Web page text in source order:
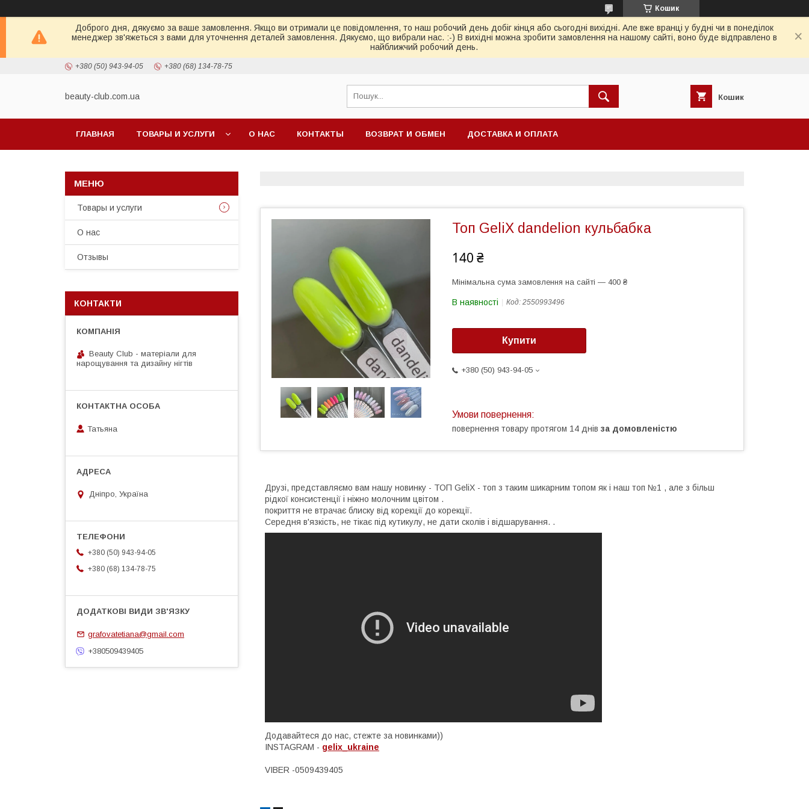
Кошик
Доброго дня, дякуємо за ваше замовлення. Якщо ви отримали це повідомлення, то наш робочий день добіг кінця або сьогодні вихідні. Але вже вранці у будні чи в понеділок
менеджер зв'яжеться з вами для уточнення деталей замовлення. Дякуємо, що вибрали нас. :-) В вихідні можна зробити замовлення на нашому сайті, воно буде відправлено в
найближчий робочий день.
+380 (50) 943-94-05 +380 (68) 134-78-75
beauty-club.com.ua Кошик
ГЛАВНАЯ ТОВАРЫ И УСЛУГИ О НАС КОНТАКТЫ ВОЗВРАТ И ОБМЕН ДОСТАВКА И ОПЛАТА
Топ GeliX dandelion кульбабка
140 ₴
Мінімальна сума замовлення на сайті — 400 ₴
В наявності Код: 2550993496
Купити
+380 (50) 943-94-05
повернення товару протягом 14 днів за домовленістю
Друзі, представляємо вам нашу новинку - ТОП GeliX - топ з таким шикарним топом як і наш топ №1 , але з більш
рідкої консистенції і ніжно молочним цвітом .
покриття не втрачає блиску від корекції до корекції.
Середня в'язкість, не тікає під кутикулу, не дати сколів і відшарування. .
Додавайтеся до нас, стежте за новинками))
INSTAGRAM - gelix_ukraine
VIBER -0509439405
Товары и услуги
О нас
Отзывы
КОНТАКТИ
Beauty Club - матеріали для
нарощування та дизайну нігтів
Татьяна
Дніпро, Україна
+380 (50) 943-94-05
+380 (68) 134-78-75
grafovatetiana@gmail.com
+380509439405